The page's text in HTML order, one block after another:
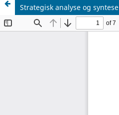
Strategisk analyse og syntese